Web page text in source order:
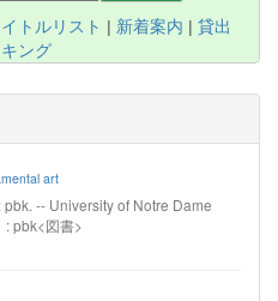
トルリスト | 新着案内 | 貸出
ング
art
-- University of Notre Dame
: pbk<図書>